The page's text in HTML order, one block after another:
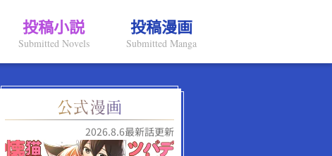
投稿小説
Submitted Novels
投稿漫画
Submitted Manga
2026.8.6最新話更新